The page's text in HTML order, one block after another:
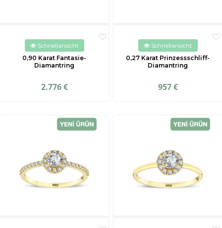
Schnellansicht
0,90 Karat Fantasie-
Diamantring
2.776 €
Schnellansicht
0,27 Karat Prinzessschliff-
Diamantring
957 €